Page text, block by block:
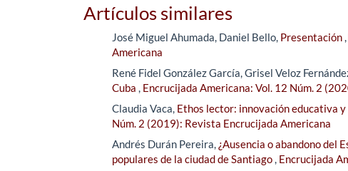
Artículos similares
José Miguel Ahumada, Daniel Bello, Presentación,
Americana
René Fidel González García, Grisel Veloz
Cuba , Encrucijada Americana: Vol. 12 Núm. 2
Claudia Vaca, Ethos lector: innovación educativa
Núm. 2 (2019): Revista Encrucijada Americana
Andrés Durán Pereira, ¿Ausencia o abandono del
populares de la ciudad de Santiago, Encrucijada